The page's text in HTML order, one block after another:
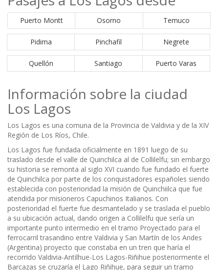
Puerto Montt Osorno Temuco
Pidima Pinchafil Negrete
Quellón Santiago Puerto Varas
Información sobre la ciudad
Los Lagos
Los Lagos es una comuna de la Provincia de Valdivia y de la XIV
Región de Los Ríos, Chile.
Los Lagos fue fundada oficialmente en 1891 luego de su
traslado desde el valle de Quinchilca al de Collilelfu; sin embargo
su historia se remonta al siglo XVI cuando fue fundado el fuerte
de Quinchilca por parte de los conquistadores españoles siendo
establecida con posterioridad la misión de Quinchiilca que fue
atendida por misioneros Capuchinos Italianos. Con
posterioridad el fuerte fue desmantelado y se traslada el pueblo
a su ubicación actual, dando origen a Collilelfu que sería un
importante punto intermedio en el tramo Proyectado para el
ferrocarril trasandino entre Valdivia y San Martín de los Andes
(Argentina) proyecto que constaba en un tren que haría el
recorrido Valdivia-Antilhue-Los Lagos-Riñihue posteriormente el
Barcazas se cruzaría el Lago Riñihue, para seguir un tramo